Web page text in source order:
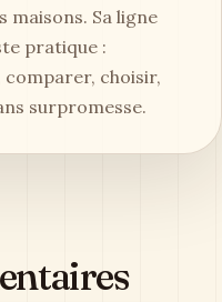
maisons. Sa ligne
pratique :
choisir,
surpromesse.